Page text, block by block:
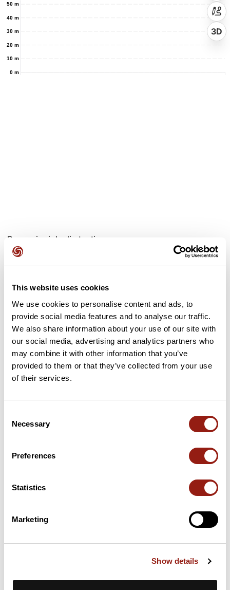
This website uses cookies
We use cookies to personalise content and ads, to
provide social media features and to analyse our traffic.
We also share information about your use of our site with
our social media, advertising and analytics partners who
may combine it with other information that you’ve
provided to them or that they’ve collected from your use
of their services.
Selection
Necessary
Preferences
Statistics
Marketing
Show details
0 m
10 m
20 m
30 m
40 m
50 m
3D
Recensioni degli utenti
Aggiungi una recensione
Passi lungo il percorso
17 km Col de l'Espigoulier 723 m
18 km
Riepilogo
Scopri questo percorso in bicicletta di 115,5 km vicino a
Prevedi circa 5 ore e 21 minuti per completare questo percorso.
Ultimo aggiornamento della scheda percorso: 2 agosto 2025, 07:09:05.